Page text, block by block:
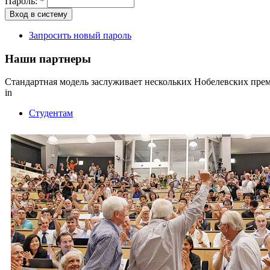
Запросить новый пароль
Наши партнеры
Стандартная модель заслуживает нескольких Нобелевских
in
Студентам